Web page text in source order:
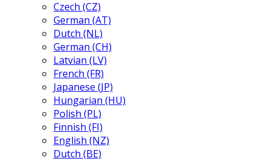
Czech (CZ)
German (AT)
Dutch (NL)
German (CH)
Latvian (LV)
French (FR)
Japanese (JP)
Hungarian (HU)
Polish (PL)
Finnish (FI)
English (NZ)
Dutch (BE)